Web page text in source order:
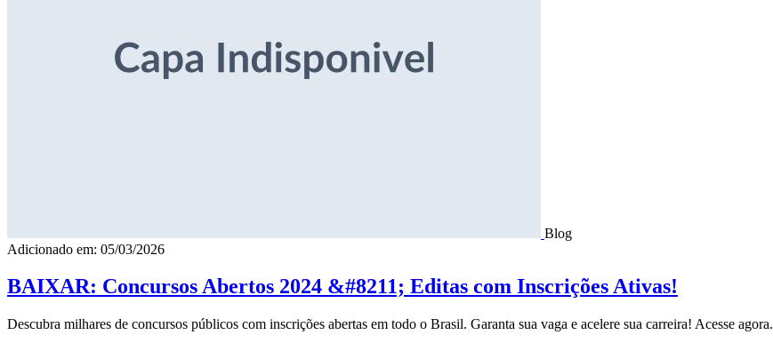
Blog
Adicionado em: 05/03/2026
BAIXAR: Concursos Abertos 2024 &#8211; Editas com Inscrições Ativas!
Descubra milhares de concursos públicos com inscrições abertas em todo o Brasil. Garanta sua vaga e acelere sua carreira! Acesse agora.